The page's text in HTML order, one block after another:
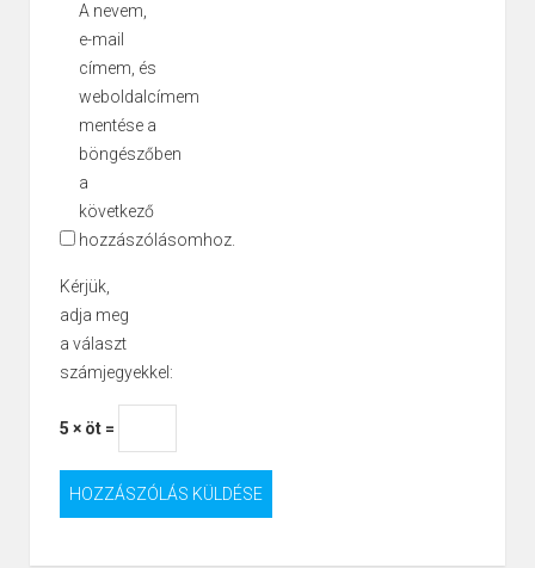
A nevem,
e-mail
címem, és
weboldalcímem
mentése a
böngészőben
a
következő
hozzászólásomhoz.
Kérjük,
adja meg
a választ
számjegyekkel:
5 × öt =